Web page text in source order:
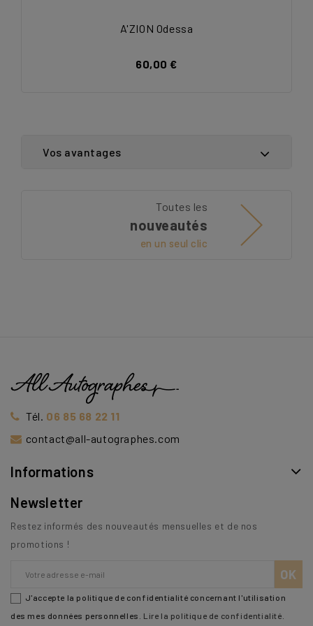
A'ZION Odessa
60,00 €
Vos avantages
Toutes les
nouveautés
en un seul clic
Tél. 06 85 68 22 11
contact@all-autographes.com
Informations
Newsletter
Restez informés des nouveautés mensuelles et de nos
promotions !
J'accepte la politique de confidentialité concernant l'utilisation
des mes données personnelles. Lire la politique de confidentialité